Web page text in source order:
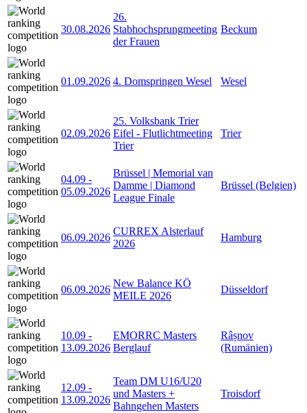
30.08.2026
26.
Stabhochsprungmeeting
der Frauen
Beckum
01.09.2026 4. Domspringen Wesel Wesel
02.09.2026
25. Volksbank Trier
Eifel - Flutlichtmeeting
Trier
Trier
04.09 -
05.09.2026
Brüssel | Memorial van
Damme | Diamond
League Finale
Brüssel (Belgien)
06.09.2026
CURREX Alsterlauf
2026
Hamburg
06.09.2026
New Balance KÖ
MEILE 2026
Düsseldorf
10.09 -
13.09.2026
EMORRC Masters
Berglauf
Râșnov
(Rumänien)
12.09 -
13.09.2026
Team DM U16/U20
und Masters +
Bahngehen Masters
Troisdorf